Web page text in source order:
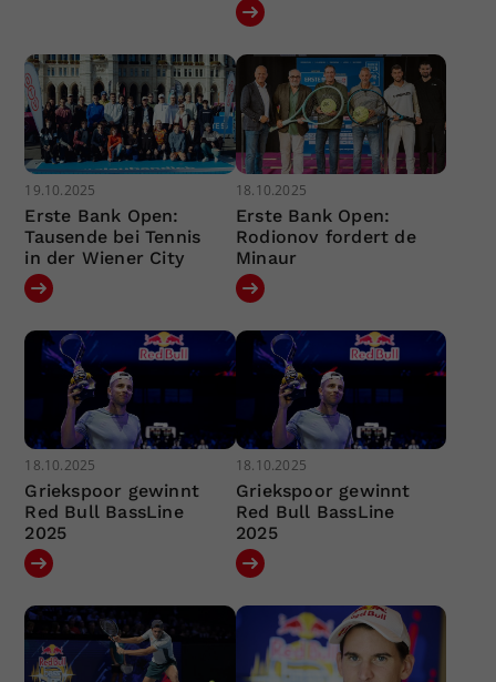
19.10.2025
Erste Bank Open:
Tausende bei Tennis
in der Wiener City
18.10.2025
Erste Bank Open:
Rodionov fordert de
Minaur
18.10.2025
Griekspoor gewinnt
Red Bull BassLine
2025
18.10.2025
Griekspoor gewinnt
Red Bull BassLine
2025